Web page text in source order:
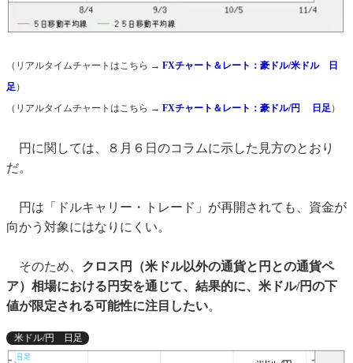
（リアルタイムチャートはこちら → FXチャート＆レート：豪ドル/米ドル 日
足）
（リアルタイムチャートはこちら → FXチャート＆レート：豪ドル/円 日足）
円に関しては、８月６日のコラムに示した見方のとおり
だ。
円は「ドルキャリー・トレード」が再開されても、資金が
向かう対象にはなりにくい。
そのため、 クロス円（米ドル以外の通貨と円との通貨ペ
ア）相場における円安を通じて、結果的に、米ドル/円の下
値が限定される可能性に注目したい。
米ドル/円 日足